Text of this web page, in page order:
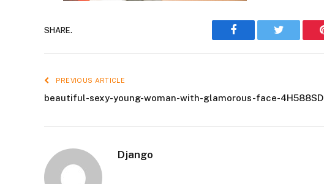
SHARE. Facebook Twitter
PREVIOUS ARTICLE
beautiful-sexy-young-woman-with-glamorous-face-4H588SD
Django